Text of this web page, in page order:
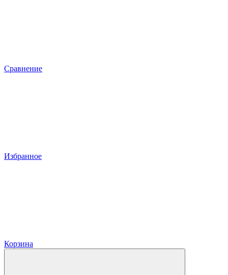
Сравнение
Избранное
Корзина